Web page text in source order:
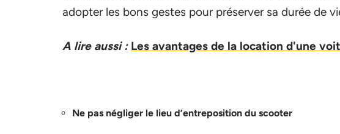
adopter les bons gestes pour préserver sa durée de
A lire aussi : Les avantages de la location d'une
Ne pas négliger le lieu d’entreposition du scooter